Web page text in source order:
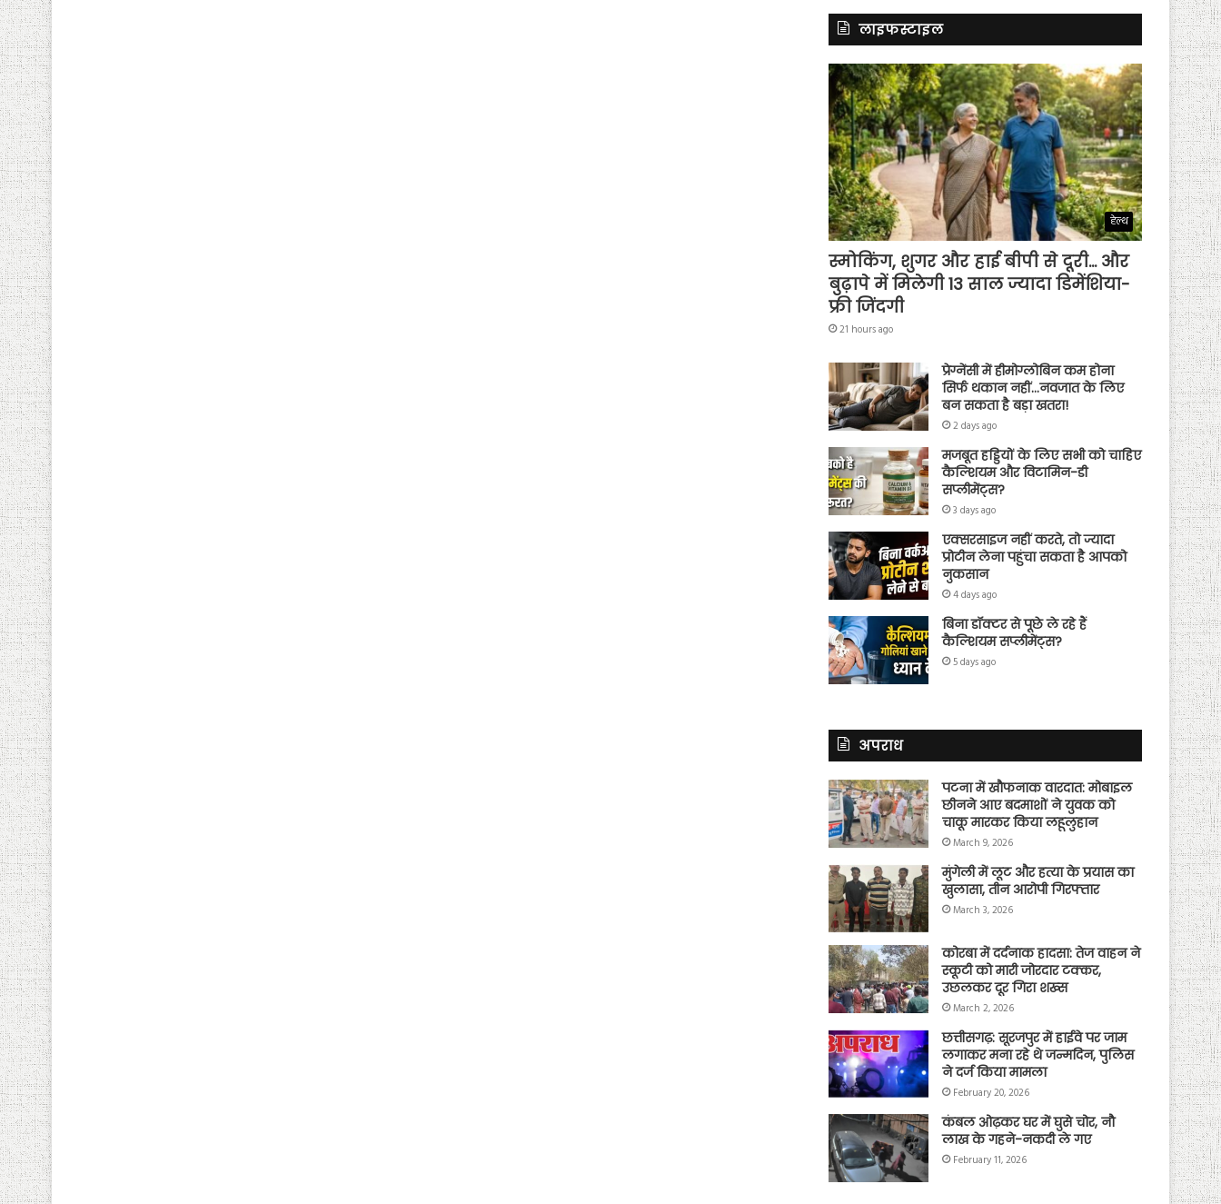
लाइफस्टाइल
हेल्थ
स्मोकिंग, शुगर और हाई बीपी से दूरी… और
बुढ़ापे में मिलेगी 13 साल ज्यादा डिमेंशिया-
फ्री जिंदगी
21 hours ago
प्रेग्नेंसी में हीमोग्लोबिन कम होना
सिर्फ थकान नहीं…नवजात के लिए
बन सकता है बड़ा खतरा!
2 days ago
मजबूत हड्डियों के लिए सभी को चाहिए
कैल्शियम और विटामिन-डी
सप्लीमेंट्स?
3 days ago
एक्सरसाइज नहीं करते, तो ज्यादा
प्रोटीन लेना पहुंचा सकता है आपको
नुकसान
4 days ago
बिना डॉक्टर से पूछे ले रहे हैं
कैल्शियम सप्लीमेंट्स?
5 days ago
अपराध
पटना में खौफनाक वारदात: मोबाइल
छीनने आए बदमाशों ने युवक को
चाकू मारकर किया लहूलुहान
March 9, 2026
मुंगेली में लूट और हत्या के प्रयास का
खुलासा, तीन आरोपी गिरफ्तार
March 3, 2026
कोरबा में दर्दनाक हादसा: तेज वाहन ने
स्कूटी को मारी जोरदार टक्कर,
उछलकर दूर गिरा शख्स
March 2, 2026
छत्तीसगढ़: सूरजपुर में हाईवे पर जाम
लगाकर मना रहे थे जन्मदिन, पुलिस
ने दर्ज किया मामला
February 20, 2026
कंबल ओढ़कर घर में घुसे चोर, नौ
लाख के गहने-नकदी ले गए
February 11, 2026